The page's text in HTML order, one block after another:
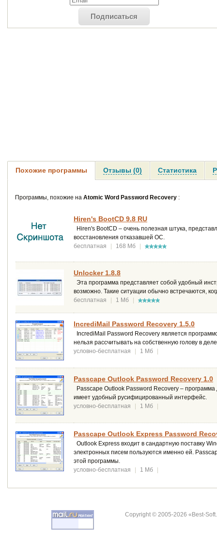
Подписаться
Похожие программы Отзывы (0) Статистика
Программы, похожие на Atomic Word Password Recovery :
Hiren's BootCD 9.8 RU
Hiren's BootCD – очень полезная штука,
восстановления отказавшей ОС.
бесплатная
| 168 Мб |
Unlocker 1.8.8
Эта программа представляет собой удобный
возможно. Такие ситуации обычно встречаются,
бесплатная
| 1 Мб |
IncrediMail Password Recovery 1.5.0
IncrediMail Password Recovery является
нельзя рассчитывать на собственную голову в
условно-бесплатная
| 1 Мб |
Passcape Outlook Password Recovery 1.0
Passcape Outlook Password Recovery –
имеет удобный русифицированный интерфейс.
условно-бесплатная
| 1 Мб |
Passcape Outlook Express Password
Outlook Express входит в сандартную поставку
электронных писем пользуются именно ей.
этой программы.
условно-бесплатная
| 1 Мб |
Copyright © 2005-2026 «Best-